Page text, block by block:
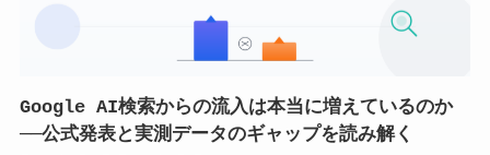
Google AI検索からの流入は本当に増えているのか
──公式発表と実測データのギャップを読み解く